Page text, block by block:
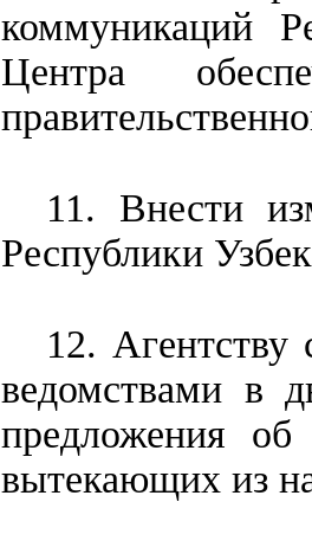
коммуникаций
Центра
11. Внести
Республики
12. Агентству
ведомствами в
предложения об
вытекающих из